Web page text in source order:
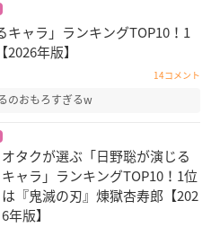
ャラ」ランキングTOP10！1
年版】
14コメント
のおもろすぎるw
オタクが選ぶ「日野聡が演じる
キャラ」ランキングTOP10！1位
は『鬼滅の刃』煉󠄁獄杏寿郎【202
6年版】